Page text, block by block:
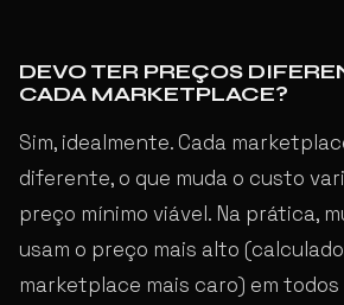
DEVO TER PREÇOS
CADA MARKETPLACE?
Sim, idealmente. Cada
diferente, o que muda o custo
preço mínimo viável. Na prática,
usam o preço mais alto
marketplace mais caro) em